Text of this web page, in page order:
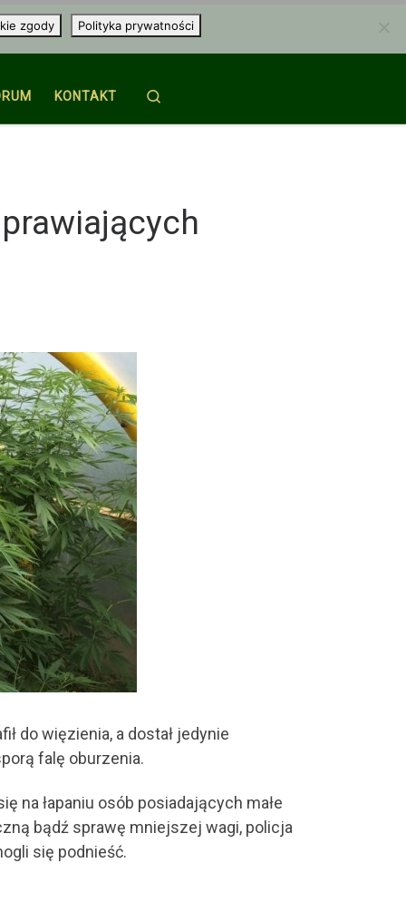
KONTAKT
do więzienia, a dostał jedynie
falę oburzenia.
na łapaniu osób posiadających małe
bądź sprawę mniejszej wagi, policja
się podnieść.
zgody Polityka prywatności